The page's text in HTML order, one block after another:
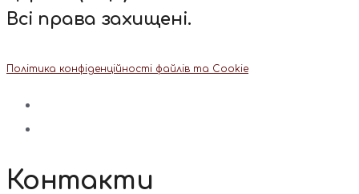
Всі права захищені.
Політика конфіденційності файлів та Cookie
Контакти